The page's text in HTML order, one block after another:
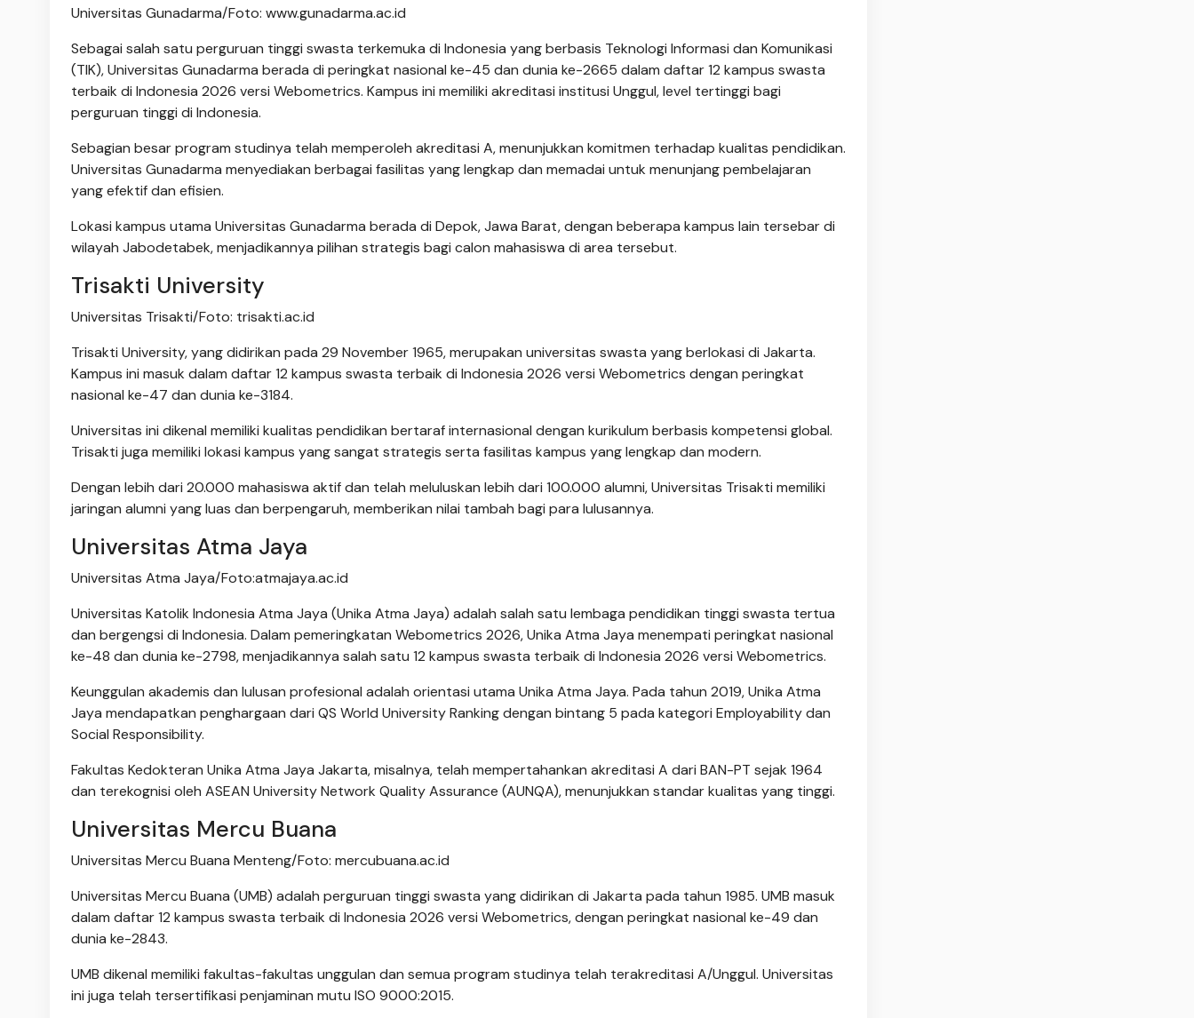
Universitas Gunadarma/Foto: www.gunadarma.ac.id
Sebagai salah satu perguruan tinggi swasta terkemuka di Indonesia yang berbasis Teknologi Informasi dan Komunikasi
(TIK), Universitas Gunadarma berada di peringkat nasional ke-45 dan dunia ke-2665 dalam daftar 12 kampus swasta
terbaik di Indonesia 2026 versi Webometrics. Kampus ini memiliki akreditasi institusi Unggul, level tertinggi bagi
perguruan tinggi di Indonesia.
Sebagian besar program studinya telah memperoleh akreditasi A, menunjukkan komitmen terhadap kualitas pendidikan.
Universitas Gunadarma menyediakan berbagai fasilitas yang lengkap dan memadai untuk menunjang pembelajaran
yang efektif dan efisien.
Lokasi kampus utama Universitas Gunadarma berada di Depok, Jawa Barat, dengan beberapa kampus lain tersebar di
wilayah Jabodetabek, menjadikannya pilihan strategis bagi calon mahasiswa di area tersebut.
Trisakti University
Universitas Trisakti/Foto: trisakti.ac.id
Trisakti University, yang didirikan pada 29 November 1965, merupakan universitas swasta yang berlokasi di Jakarta.
Kampus ini masuk dalam daftar 12 kampus swasta terbaik di Indonesia 2026 versi Webometrics dengan peringkat
nasional ke-47 dan dunia ke-3184.
Universitas ini dikenal memiliki kualitas pendidikan bertaraf internasional dengan kurikulum berbasis kompetensi global.
Trisakti juga memiliki lokasi kampus yang sangat strategis serta fasilitas kampus yang lengkap dan modern.
Dengan lebih dari 20.000 mahasiswa aktif dan telah meluluskan lebih dari 100.000 alumni, Universitas Trisakti memiliki
jaringan alumni yang luas dan berpengaruh, memberikan nilai tambah bagi para lulusannya.
Universitas Atma Jaya
Universitas Atma Jaya/Foto:atmajaya.ac.id
Universitas Katolik Indonesia Atma Jaya (Unika Atma Jaya) adalah salah satu lembaga pendidikan tinggi swasta tertua
dan bergengsi di Indonesia. Dalam pemeringkatan Webometrics 2026, Unika Atma Jaya menempati peringkat nasional
ke-48 dan dunia ke-2798, menjadikannya salah satu 12 kampus swasta terbaik di Indonesia 2026 versi Webometrics.
Keunggulan akademis dan lulusan profesional adalah orientasi utama Unika Atma Jaya. Pada tahun 2019, Unika Atma
Jaya mendapatkan penghargaan dari QS World University Ranking dengan bintang 5 pada kategori Employability dan
Social Responsibility.
Fakultas Kedokteran Unika Atma Jaya Jakarta, misalnya, telah mempertahankan akreditasi A dari BAN-PT sejak 1964
dan terekognisi oleh ASEAN University Network Quality Assurance (AUNQA), menunjukkan standar kualitas yang tinggi.
Universitas Mercu Buana
Universitas Mercu Buana Menteng/Foto: mercubuana.ac.id
Universitas Mercu Buana (UMB) adalah perguruan tinggi swasta yang didirikan di Jakarta pada tahun 1985. UMB masuk
dalam daftar 12 kampus swasta terbaik di Indonesia 2026 versi Webometrics, dengan peringkat nasional ke-49 dan
dunia ke-2843.
UMB dikenal memiliki fakultas-fakultas unggulan dan semua program studinya telah terakreditasi A/Unggul. Universitas
ini juga telah tersertifikasi penjaminan mutu ISO 9000:2015.